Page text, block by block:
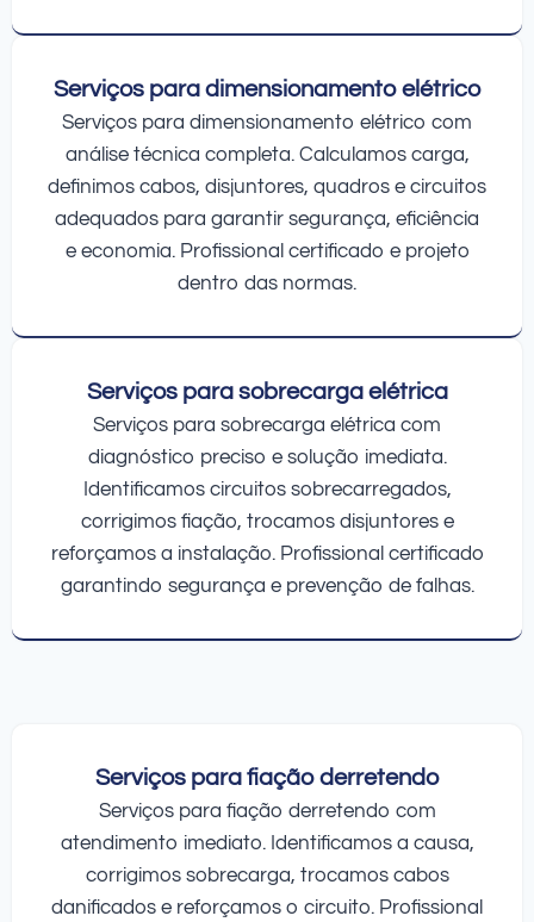
Serviços para dimensionamento elétrico
Serviços para dimensionamento elétrico com
análise técnica completa. Calculamos carga,
definimos cabos, disjuntores, quadros e circuitos
adequados para garantir segurança, eficiência
e economia. Profissional certificado e projeto
dentro das normas.
Serviços para sobrecarga elétrica
Serviços para sobrecarga elétrica com
diagnóstico preciso e solução imediata.
Identificamos circuitos sobrecarregados,
corrigimos fiação, trocamos disjuntores e
reforçamos a instalação. Profissional certificado
garantindo segurança e prevenção de falhas.
Serviços para fiação derretendo
Serviços para fiação derretendo com
atendimento imediato. Identificamos a causa,
corrigimos sobrecarga, trocamos cabos
danificados e reforçamos o circuito. Profissional